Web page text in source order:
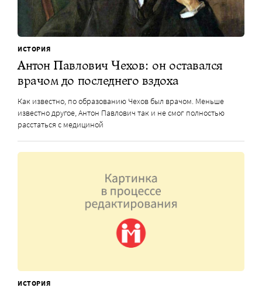
ИСТОРИЯ
Антон Павлович Чехов: он оставался
врачом до последнего вздоха
Как известно, по образованию Чехов был врачом. Меньше
известно другое, Антон Павлович так и не смог полностью
расстаться с медициной
ИСТОРИЯ